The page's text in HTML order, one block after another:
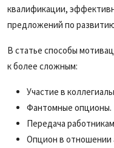
квалификации,
предложений по
В статье способы
к более сложным:
Участие в
Фантомные опционы.
Передача
Опцион в отношении